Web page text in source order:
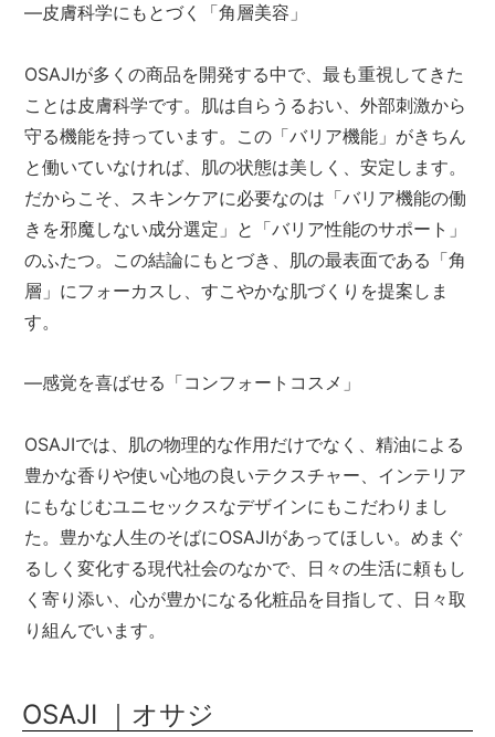
―皮膚科学にもとづく「角層美容」
OSAJIが多くの商品を開発する中で、最も重視してきた
ことは皮膚科学です。肌は自らうるおい、外部刺激から
守る機能を持っています。この「バリア機能」がきちん
と働いていなければ、肌の状態は美しく、安定します。
だからこそ、スキンケアに必要なのは「バリア機能の働
きを邪魔しない成分選定」と「バリア性能のサポート」
のふたつ。この結論にもとづき、肌の最表面である「角
層」にフォーカスし、すこやかな肌づくりを提案しま
す。
―感覚を喜ばせる「コンフォートコスメ」
OSAJIでは、肌の物理的な作用だけでなく、精油による
豊かな香りや使い心地の良いテクスチャー、インテリア
にもなじむユニセックスなデザインにもこだわりまし
た。豊かな人生のそばにOSAJIがあってほしい。めまぐ
るしく変化する現代社会のなかで、日々の生活に頼もし
く寄り添い、心が豊かになる化粧品を目指して、日々取
り組んでいます。
OSAJI ｜オサジ